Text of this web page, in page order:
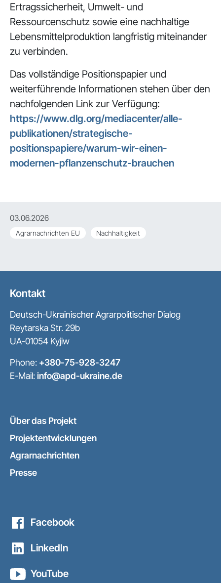
Ertragssicherheit, Umwelt- und
Ressourcenschutz sowie eine nachhaltige
Lebensmittelproduktion langfristig miteinander
zu verbinden.
Das vollständige Positionspapier und
weiterführende Informationen stehen über den
nachfolgenden Link zur Verfügung:
https://www.dlg.org/mediacenter/alle-
publikationen/strategische-
positionspapiere/warum-wir-einen-
modernen-pflanzenschutz-brauchen
03.06.2026
Agrarnachrichten EU Nachhaltigkeit
Kontakt
Deutsch-Ukrainischer Agrarpolitischer Dialog
Reytarska Str. 29b
UA-01054 Kyjiw
Phone: +380-75-928-3247
E-Mail:info@apd-ukraine.de
Über das Projekt
Projektentwicklungen
Agrarnachrichten
Presse
Facebook
LinkedIn
YouTube